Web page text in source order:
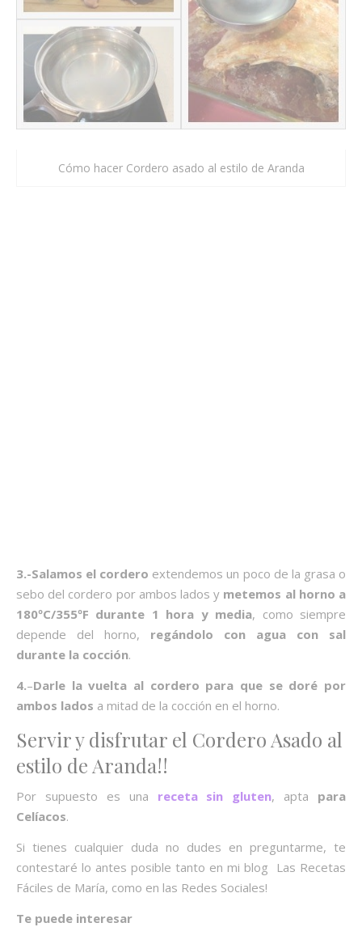
Cómo hacer Cordero asado al estilo de Aranda
3.-Salamos el cordero extendemos un poco de la grasa o
sebo del cordero por ambos lados y metemos al horno a
180ºC/355ºF durante 1 hora y media, como siempre
depende del horno, regándolo con agua con sal
durante la cocción.
4.–Darle la vuelta al cordero para que se doré por
ambos lados a mitad de la cocción en el horno.
Servir y disfrutar el Cordero Asado al
estilo de Aranda!!
Por supuesto es una receta sin gluten, apta para
Celíacos.
Si tienes cualquier duda no dudes en preguntarme, te
contestaré lo antes posible tanto en mi blog Las Recetas
Fáciles de María, como en las Redes Sociales!
Te puede interesar